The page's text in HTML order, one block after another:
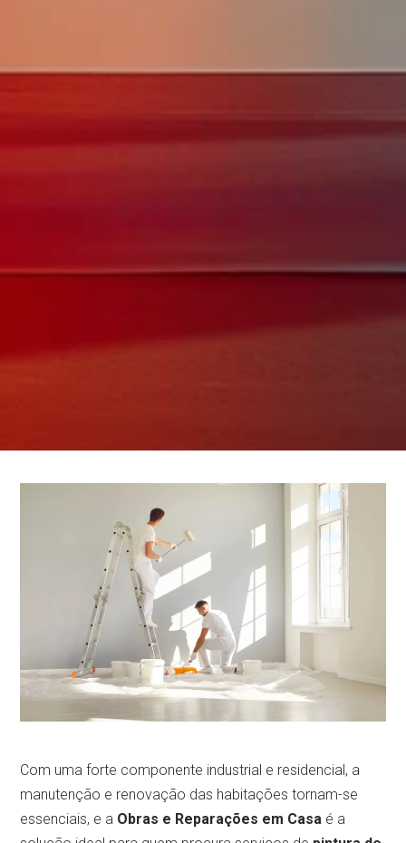
Com uma forte componente industrial e residencial, a
manutenção e renovação das habitações tornam-se
essenciais, e a Obras e Reparações em Casa é a